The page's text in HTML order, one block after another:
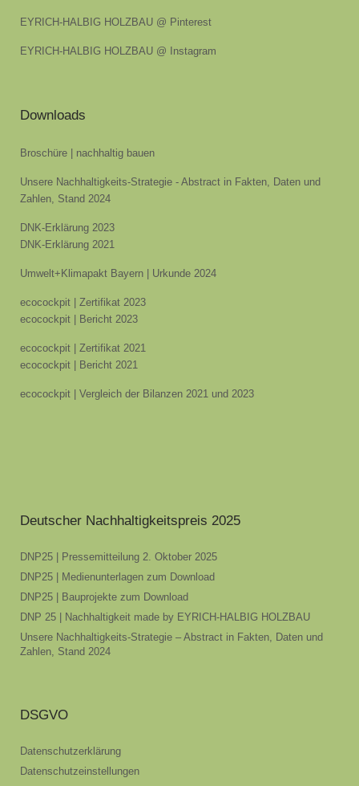
EYRICH-HALBIG HOLZBAU @ Pinterest
EYRICH-HALBIG HOLZBAU @ Instagram
Downloads
Broschüre | nachhaltig bauen
Unsere Nachhaltigkeits-Strategie - Abstract in Fakten, Daten und
Zahlen, Stand 2024
DNK-Erklärung 2023
DNK-Erklärung 2021
Umwelt+Klimapakt Bayern | Urkunde 2024
ecocockpit | Zertifikat 2023
ecocockpit | Bericht 2023
ecocockpit | Zertifikat 2021
ecocockpit | Bericht 2021
ecocockpit | Vergleich der Bilanzen 2021 und 2023
Deutscher Nachhaltigkeitspreis 2025
DNP25 | Pressemitteilung 2. Oktober 2025
DNP25 | Medienunterlagen zum Download
DNP25 | Bauprojekte zum Download
DNP 25 | Nachhaltigkeit made by EYRICH-HALBIG HOLZBAU
Unsere Nachhaltigkeits-Strategie – Abstract in Fakten, Daten und
Zahlen, Stand 2024
DSGVO
Datenschutzerklärung
Datenschutzeinstellungen